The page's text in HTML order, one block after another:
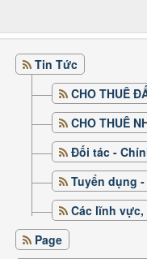
Tin Tức
CHO THUÊ
CHO THUÊ
Đối tác -
Tuyển dụng -
Các lĩnh
Page